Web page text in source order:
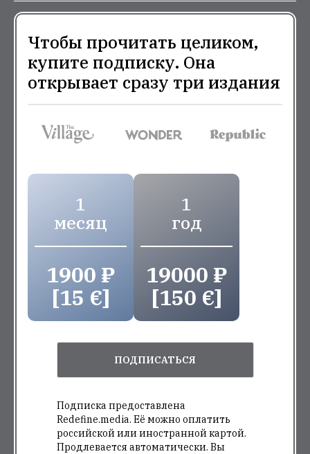
Чтобы прочитать целиком,
купите подписку. Она
открывает сразу три издания
1
месяц
1900 ₽
[15 €]
1
год
19000 ₽
[150 €]
ПОДПИСАТЬСЯ
Подписка предоставлена
Redefine.media. Её можно оплатить
российской или иностранной картой.
Продлевается автоматически. Вы